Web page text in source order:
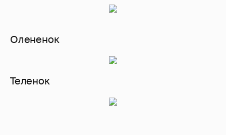
Олененок
Теленок